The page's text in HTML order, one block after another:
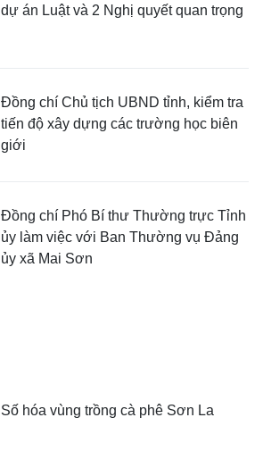
dự án Luật và 2 Nghị quyết quan trọng
Đồng chí Chủ tịch UBND tỉnh, kiểm tra
tiến độ xây dựng các trường học biên
giới
Đồng chí Phó Bí thư Thường trực Tỉnh
ủy làm việc với Ban Thường vụ Đảng
ủy xã Mai Sơn
Số hóa vùng trồng cà phê Sơn La